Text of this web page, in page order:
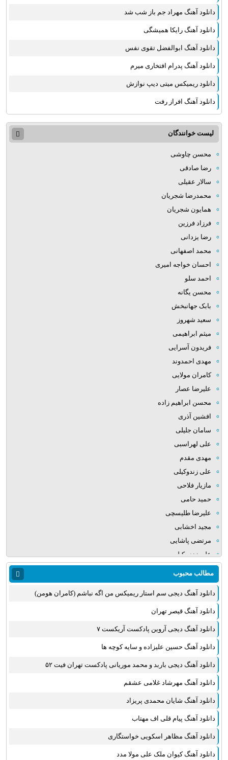
دانلود آهنگ مهراد جم باز شب شد
دانلود آهنگ رایکا همیشگی
دانلود آهنگ ابوالفضل تقوی نفس
دانلود آهنگ پدرام افتخاری میرم
دانلود ریمیکس میتی دیپ نوازش
دانلود آهنگ افراز رفت
لیست خوانندگان
محسن چاوشی
رضا صادقی
سالار عقیلی
محمدرضا شجریان
همایون شجریان
فرزاد فرزین
رضا یزدانی
محمد اصفهانی
احسان خواجه امیری
احمد سلو
محسن یگانه
بابک جهانبخش
سعید شهروز
میثم ابراهیمی
فریدون آسرایی
مهدی احمدوند
کامران مولایی
علیرضا عصار
محسن ابراهیم زاده
افشین آذری
سامان جلیلی
علی لهراسبی
مهدی مقدم
علی زندوکیلی
مازیار فلاحی
حمید حامی
علیرضا طلیسچی
مجید اخشابی
مرتضی پاشایی
علی زند وکیلی
میلاد بابایی
مهدی یراحی
روزبه نعمت الهی
عماد طالب زاده
علی عبدالمالکی
مجید خراطها
زانیار خسروی
امیر عظیمی
بهنام علمشاهی
سینا سرلک
علی شیرازی
مطالب محبوب
دانلود آهنگ دیجی سم استار ریمیکس من اگه نباشم (کامران هومن)
دانلود آهنگ قیصر تهران
دانلود آهنگ دیجی آروین پادکست آریکست ۷
دانلود آهنگ حسین علیزاده و سایه کوچه ها
دانلود آهنگ دیجی باربد و محمد موریانی پادکست تهران فیت ۵۲
دانلود آهنگ مهرشاد غلامی عشقم
دانلود آهنگ شایان محمدی پریزاد
دانلود آهنگ پیام قلی اف مهتاب
دانلود آهنگ مظاهر اسکویی خواستگاری
دانلود آهنگ کیوان ملک علی مولا مدد